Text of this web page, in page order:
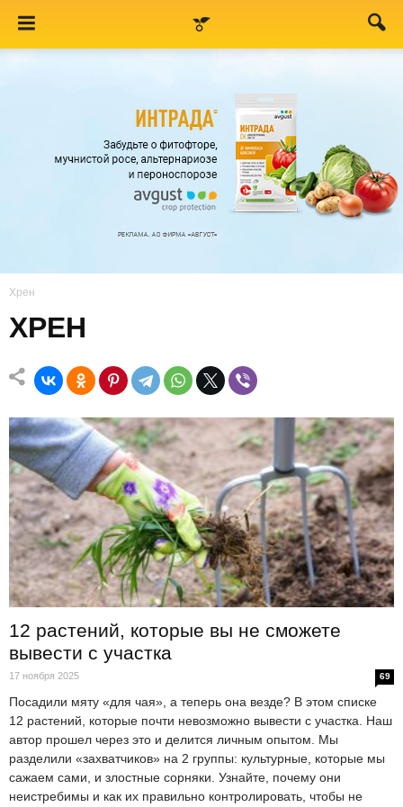
Хрен
ХРЕН
12 растений, которые вы не сможете
вывести с участка
17 ноября 2025 69
Посадили мяту «для чая», а теперь она везде? В этом списке
12 растений, которые почти невозможно вывести с участка. Наш
автор прошел через это и делится личным опытом. Мы
разделили «захватчиков» на 2 группы: культурные, которые мы
сажаем сами, и злостные сорняки. Узнайте, почему они
неистребимы и как их правильно контролировать, чтобы не